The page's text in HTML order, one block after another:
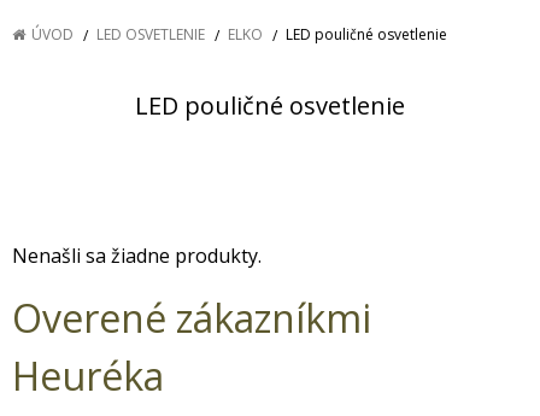
ÚVOD LED OSVETLENIE ELKO LED pouličné osvetlenie
LED pouličné osvetlenie
Nenašli sa žiadne produkty.
Overené zákazníkmi
Heuréka